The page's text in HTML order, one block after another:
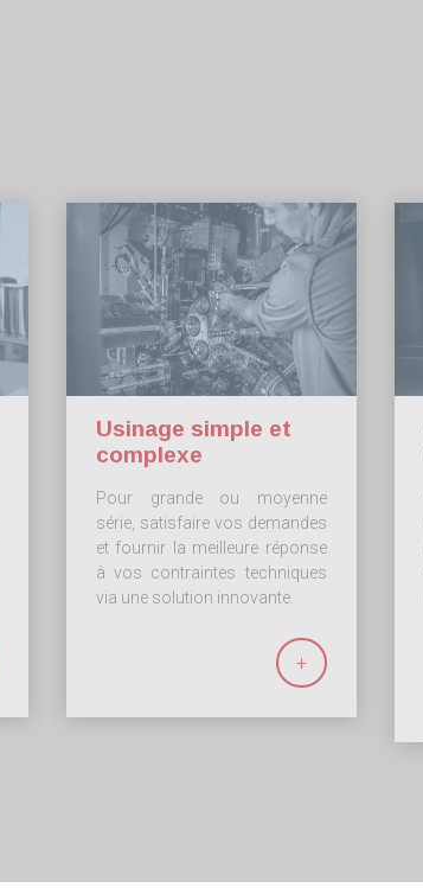
Usinage simple et
complexe
Pour grande ou moyenne
série, satisfaire vos demandes
et fournir la meilleure réponse
à vos contraintes techniques
via une solution innovante.
+